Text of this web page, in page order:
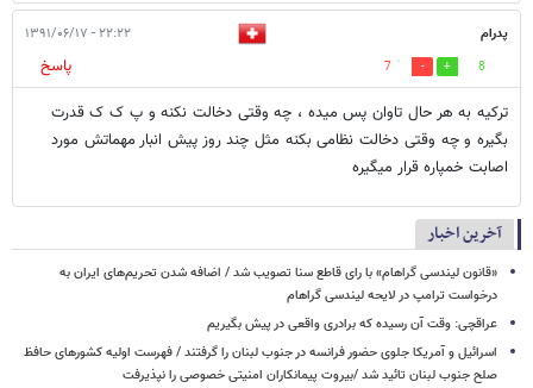
پدرام ۲۲:۲۲ - ۱۳۹۱/۰۶/۱۷
8
7
پاسخ
ترکیه به هر حال تاوان پس میده ، چه وقتی دخالت نکنه و پ ک ک قدرت
بگیره و چه وقتی دخالت نظامی بکنه مثل چند روز پیش انبار مهماتش مورد
اصابت خمپاره قرار میگیره
آخرین اخبار
«قانون لیندسی گراهام» با رای قاطع سنا تصویب شد / اضافه شدن تحریم‌های ایران به
درخواست ترامپ در لایحه لیندسی گراهام
عراقچی: وقت آن رسیده که برادری واقعی در پیش بگیریم
اسرائیل و آمریکا جلوی حضور فرانسه در جنوب لبنان را گرفتند / فهرست اولیه کشورهای حافظ
صلح جنوب لبنان تائید شد /بیروت پیمانکاران امنیتی خصوصی را نپذیرفت